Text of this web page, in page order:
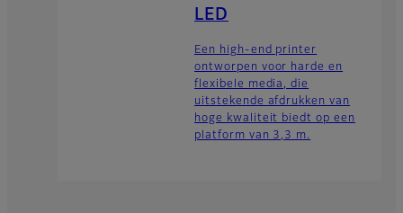
LED
Een high-end printer
ontworpen voor harde en
flexibele media, die
uitstekende afdrukken van
hoge kwaliteit biedt op een
platform van 3,3 m.